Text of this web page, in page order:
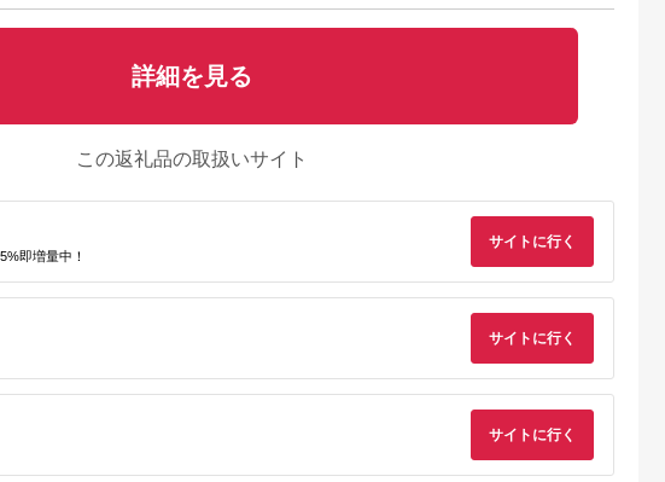
詳細を見る
この返礼品の取扱いサイト
即増量中！
サイトに行く
サイトに行く
サイトに行く